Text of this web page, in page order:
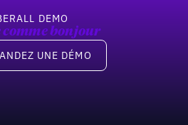
DEMO
comme bonjour
une démo
UNE DÉMO